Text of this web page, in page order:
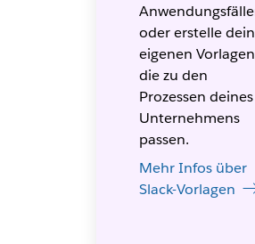
oder erstelle
eigenen
die zu den
Prozessen deines
Unternehmens
passen.
Mehr Infos über
Slack-Vorlagen